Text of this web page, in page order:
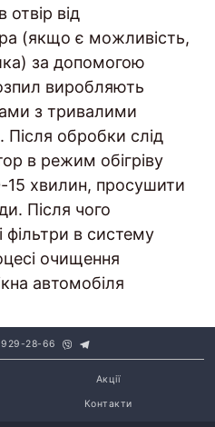
від
(якщо є можливість,
за допомогою
виробляють
з тривалими
обробки слід
в режим обігріву
15 хвилин, просушити
Після чого
в систему
очищення
автомобіля
28-66
Акції
Контакти